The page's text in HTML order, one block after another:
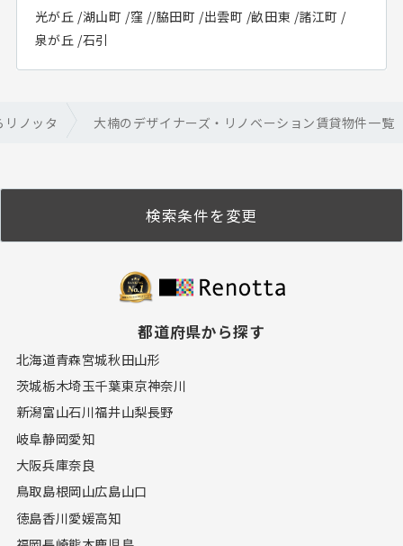
光が丘 /湖山町 /窪 //脇田町 /出雲町 /畝田東 /諸江町 /
泉が丘 /石引
ノッタ 大楠のデザイナーズ・リノベーション賃貸物件一覧
検索条件を変更
都道府県から探す
北海道青森宮城秋田山形
茨城栃木埼玉千葉東京神奈川
新潟富山石川福井山梨長野
岐阜静岡愛知
大阪兵庫奈良
鳥取島根岡山広島山口
徳島香川愛媛高知